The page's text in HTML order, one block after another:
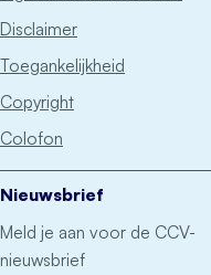
Disclaimer
Toegankelijkheid
Copyright
Colofon
Nieuwsbrief
Meld je aan voor de CCV-
nieuwsbrief